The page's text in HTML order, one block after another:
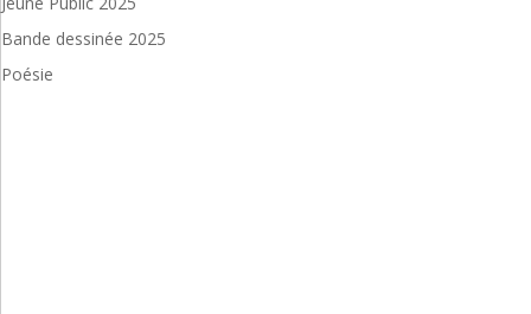
Bande dessinée 2025
Poésie